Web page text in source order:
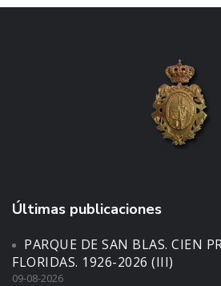
Últimas publicaciones
PARQUE DE SAN BLAS. CIEN
FLORIDAS. 1926-2026 (III)
09-08-2026